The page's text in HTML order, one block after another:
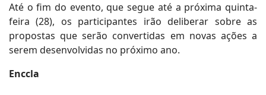
Até o fim do evento, que segue até a próxima quinta-
feira (28), os participantes irão deliberar sobre as
propostas que serão convertidas em novas ações a
serem desenvolvidas no próximo ano.
Enccla